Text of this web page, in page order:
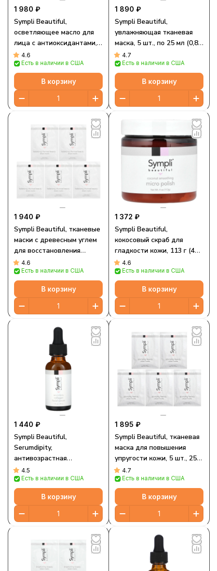
1 980 ₽
Sympli Beautiful,
осветляющее масло для
лица с антиоксидантами,
маслами арганы, марулы,
шиповника и апельсина,
30 мл (1 жидк. унция)
4.6
Есть в наличии в США
В корзину
1 890 ₽
Sympli Beautiful,
увлажняющая тканевая
маска, 5 шт., по 25 мл (0,85
унции) каждая
4.7
Есть в наличии в США
В корзину
1 940 ₽
Sympli Beautiful, тканевые
маски с древесным углем
для восстановления
баланса, 5 шт., 25 мл (0,85
жидк. унции) каждая
4.6
Есть в наличии в США
В корзину
1 372 ₽
Sympli Beautiful,
кокосовый скраб для
гладкости кожи, 113 г (4
унции)
4.6
Есть в наличии в США
В корзину
1 440 ₽
Sympli Beautiful,
Serumdipity,
антивозрастная
сыворотка для лица с
коллагеном, 30 мл (1 жидк.
унция)
4.5
Есть в наличии в США
В корзину
1 895 ₽
Sympli Beautiful, тканевая
маска для повышения
упругости кожи, 5 шт., 25
мл (0,85 жидк. унции)
каждая
4.7
Есть в наличии в США
В корзину